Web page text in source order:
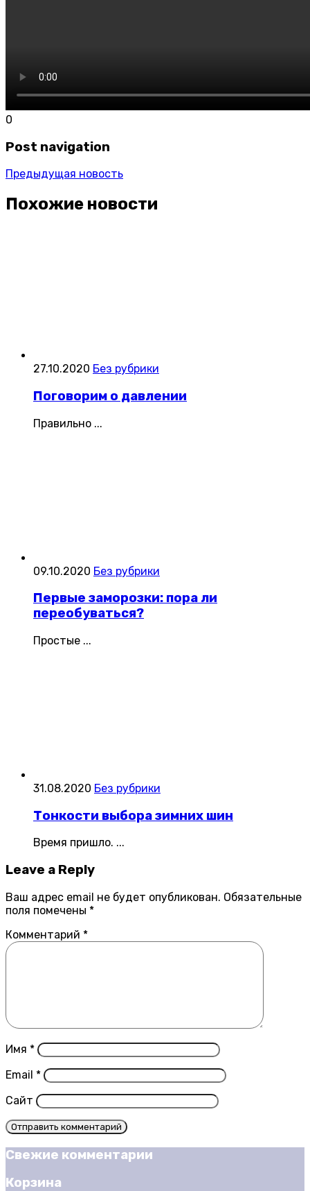
0
Post navigation
Предыдущая новость
Похожие новости
27.10.2020 Без рубрики
Поговорим о давлении
​Правильно ...
09.10.2020 Без рубрики
Первые заморозки: пора ли
переобуваться?
Простые ...
31.08.2020 Без рубрики
Тонкости выбора зимних шин
Время пришло. ...
Leave a Reply
Ваш адрес email не будет опубликован. Обязательные
поля помечены *
Комментарий *
Имя *
Email *
Сайт
Свежие комментарии
Корзина